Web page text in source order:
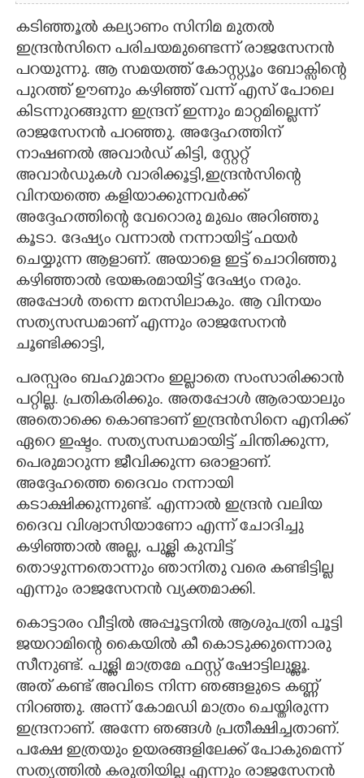
കടിഞ്ഞൂൽ കല്യാണം സിനിമ മുതൽ
ഇന്ദ്രൻസിനെ പരിചയമുണ്ടെന്ന് രാജസേനൻ
പറയുന്നു. ആ സമയത്ത് കോസ്റ്റ്യൂം ബോക്സിന്റെ
പുറത്ത് ഊണും കഴിഞ്ഞ് വന്ന് എസ് പോലെ
കിടന്നുറങ്ങുന്ന ഇന്ദ്രന് ഇന്നും മാറ്റമില്ലെന്ന്
രാജസേനൻ പറഞ്ഞു. അദ്ദേഹത്തിന്
നാഷണൽ അവാർഡ് കിട്ടി,​ സ്റ്റേറ്റ്
അവാർഡുകൾ വാരിക്കൂട്ടി,​ഇന്ദ്രൻസിന്റെ
വിനയത്തെ കളിയാക്കുന്നവർക്ക്
അദ്ദേഹത്തിന്റെ വേറൊരു മുഖം അറിഞ്ഞു
കൂടാ. ദേഷ്യം വന്നാൽ നന്നായിട്ട് ഫയർ
ചെയ്യുന്ന ആളാണ്. അയാളെ ഇട്ട് ചൊറിഞ്ഞു
കഴിഞ്ഞാൽ ഭയങ്കരമായിട്ട് ദേഷ്യം നരും.
അപ്പോൾ തന്നെ മനസിലാകും. ആ വിനയം
സത്യസന്ധമാണ് എന്നും രാജസേനൻ
ചൂണ്ടിക്കാട്ടി,​
പരസ്പരം ബഹുമാനം ഇല്ലാതെ സംസാരിക്കാൻ
പറ്റില്ല. പ്രതികരിക്കും. അതപ്പോൾ ആരായാലും
അതൊക്കെ കൊണ്ടാണ് ഇന്ദ്രൻസിനെ എനിക്ക്
ഏറെ ഇഷ്ടം. സത്യസന്ധമായിട്ട് ചിന്തിക്കുന്ന,​
പെരുമാറുന്ന ജീവിക്കുന്ന ഒരാളാണ്.
അദ്ദേഹത്തെ ദൈവം നന്നായി
കടാക്ഷിക്കുന്നുണ്ട്. എന്നാൽ ഇന്ദ്രൻ വലിയ
ദൈവ വിശ്വാസിയാണോ എന്ന് ചോദിച്ചു
കഴിഞ്ഞാൽ അല്ല,​ പുള്ളി കുമ്പിട്ട്
തൊഴുന്നതൊന്നും ഞാനിതു വരെ കണ്ടിട്ടില്ല
എന്നും രാജസേനൻ വ്യക്തമാക്കി.
കൊട്ടാരം വീട്ടിൽ അപ്പൂട്ടനിൽ ആശുപത്രി പൂട്ടി
ജയറാമിന്റെ കൈയിൽ കീ കൊടുക്കുന്നൊരു
സീനുണ്ട്. പുള്ളി മാത്രമേ ഫസ്റ്റ് ഷോട്ടിലുള്ളൂ.
അത് കണ്ട് അവിടെ നിന്ന ഞങ്ങളുടെ കണ്ണ്
നിറഞ്ഞു. അന്ന് കോമഡി മാത്രം ചെയ്തിരുന്ന
ഇന്ദ്രനാണ്. അന്നേ ഞങ്ങൾ പ്രതീക്ഷിച്ചതാണ്.
പക്ഷേ ഇത്രയും ഉയരങ്ങളിലേക്ക് പോകുമെന്ന്
സത്യത്തിൽ കരുതിയില്ല എന്നും രാജസേനൻ